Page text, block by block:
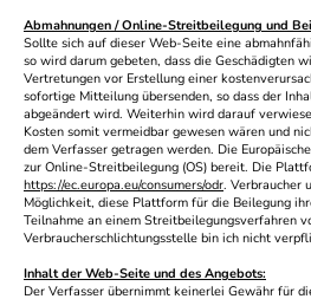
Abmahnungen / Online-Streitbeilegung und
Sollte sich auf dieser Web-Seite eine
so wird darum gebeten, dass die Geschädigten
Vertretungen vor Erstellung einer
sofortige Mitteilung übersenden, so dass der
abgeändert wird. Weiterhin wird darauf
Kosten somit vermeidbar gewesen wären und
dem Verfasser getragen werden. Die
zur Online-Streitbeilegung (OS) bereit. Die
https://ec.europa.eu/consumers/odr. Verbraucher
Möglichkeit, diese Plattform für die Beilegung
Teilnahme an einem Streitbeilegungsverfahren
Verbraucherschlichtungsstelle bin ich nicht
Inhalt der Web-Seite und des Angebots:
Der Verfasser übernimmt keinerlei Gewähr für